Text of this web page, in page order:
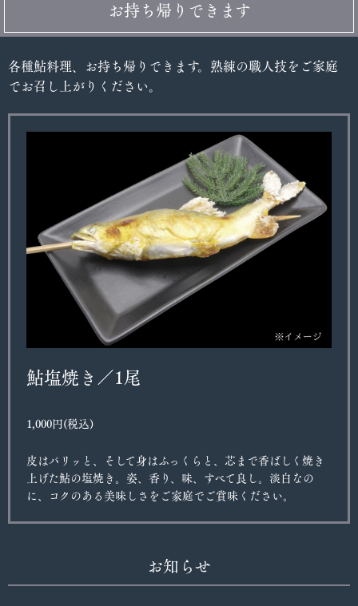
お持ち帰りできます
各種鮎料理、お持ち帰りできます。熟練の職人技をご家庭
でお召し上がりください。
鮎塩焼き／1尾
1,000円(税込)
皮はパリッと、そして身はふっくらと、芯まで香ばしく焼き
上げた鮎の塩焼き。姿、香り、味、すべて良し。淡白なの
に、コクのある美味しさをご家庭でご賞味ください。
お知らせ